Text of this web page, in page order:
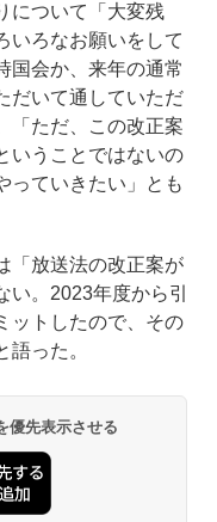
について「大変残
いろなお願いをして
国会か、来年の通常
だいて通していただ
「ただ、この改正案
いうことではないの
っていきたい」とも
「放送法の改正案が
。2023年度から引
ットしたので、その
った。
優先表示させる